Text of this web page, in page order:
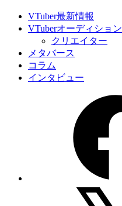
VTuber最新情報
VTuberオーディション
クリエイター
メタバース
コラム
インタビュー